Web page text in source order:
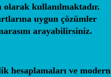
olarak kullanılmaktadır.
uygun çözümler
arayabilirsiniz.
hesaplamaları ve modern